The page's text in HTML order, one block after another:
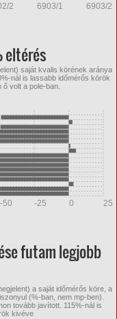
2 6903/1 6903/2
eltérés
saját kvalis körének aránya
nál is lassabb időmérős körök
volt a pole-ban.
-50 -25 0 25
futam legjobb
a saját időmérős köre, a
(%-ban, nem mp-ben).
tovább javított. 115%-nál is
kivéve